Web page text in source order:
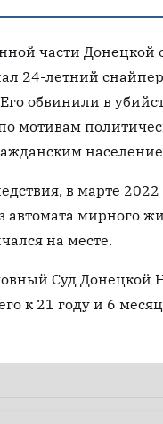
части Донецкой
24-летний
обвинили в
мотивам
в марте
автомата мирного
на месте.
Суд
к 21 году и 6